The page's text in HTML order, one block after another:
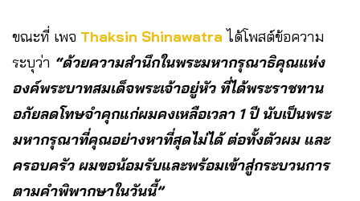
ขณะที่ เพจ Thaksin Shinawatra ได้โพสต์ข้อความ
ระบุว่า “ด้วยความสำนึกในพระมหากรุณาธิคุณแห่ง
องค์พระบาทสมเด็จพระเจ้าอยู่หัว ที่ได้พระราชทาน
อภัยลดโทษจำคุกแก่ผมคงเหลือเวลา 1 ปี นับเป็นพระ
มหากรุณาที่คุณอย่างหาที่สุดไม่ได้ ต่อทั้งตัวผม และ
ครอบครัว ผมขอน้อมรับและพร้อมเข้าสู่กระบวนการ
ตามคำพิพากษาในวันนี้”